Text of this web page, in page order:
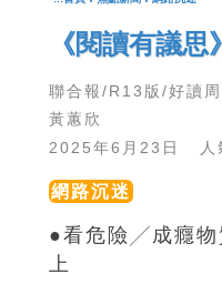
《閱讀有議
聯合報/R13版/好讀周
黃蕙欣
2025年6月23日
網路沉迷
●看危險╱成癮物
上